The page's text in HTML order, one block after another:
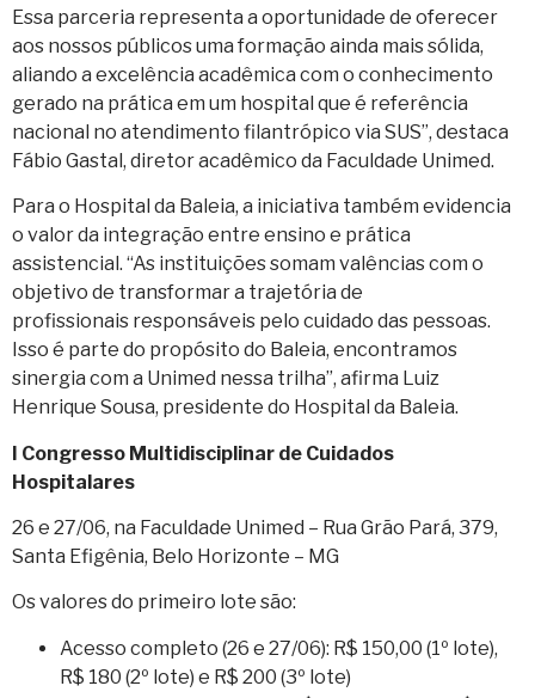
Essa parceria representa a oportunidade de oferecer
aos nossos públicos uma formação ainda mais sólida,
aliando a excelência acadêmica com o conhecimento
gerado na prática em um hospital que é referência
nacional no atendimento filantrópico via SUS”, destaca
Fábio Gastal, diretor acadêmico da Faculdade Unimed.
Para o Hospital da Baleia, a iniciativa também evidencia
o valor da integração entre ensino e prática
assistencial. “As instituições somam valências com o
objetivo de transformar a trajetória de
profissionais responsáveis pelo cuidado das pessoas.
Isso é parte do propósito do Baleia, encontramos
sinergia com a Unimed nessa trilha”, afirma Luiz
Henrique Sousa, presidente do Hospital da Baleia.
I Congresso Multidisciplinar de Cuidados
Hospitalares
26 e 27/06, na Faculdade Unimed – Rua Grão Pará, 379,
Santa Efigênia, Belo Horizonte – MG
Os valores do primeiro lote são:
Acesso completo (26 e 27/06): R$ 150,00 (1º lote),
R$ 180 (2º lote) e R$ 200 (3º lote)